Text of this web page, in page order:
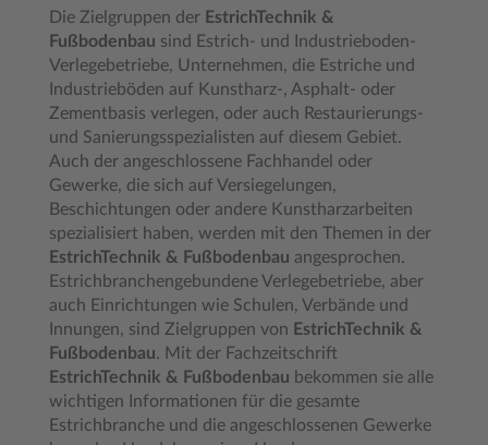
Die Zielgruppen der EstrichTechnik &
Fußbodenbau sind Estrich- und Industrieboden-
Verlegebetriebe, Unternehmen, die Estriche und
Industrieböden auf Kunstharz-, Asphalt- oder
Zementbasis verlegen, oder auch Restaurierungs-
und Sanierungsspezialisten auf diesem Gebiet.
Auch der angeschlossene Fachhandel oder
Gewerke, die sich auf Versiegelungen,
Beschichtungen oder andere Kunstharzarbeiten
spezialisiert haben, werden mit den Themen in der
EstrichTechnik & Fußbodenbau angesprochen.
Estrichbranchengebundene Verlegebetriebe, aber
auch Einrichtungen wie Schulen, Verbände und
Innungen, sind Zielgruppen von EstrichTechnik &
Fußbodenbau. Mit der Fachzeitschrift
EstrichTechnik & Fußbodenbau bekommen sie alle
wichtigen Informationen für die gesamte
Estrichbranche und die angeschlossenen Gewerke